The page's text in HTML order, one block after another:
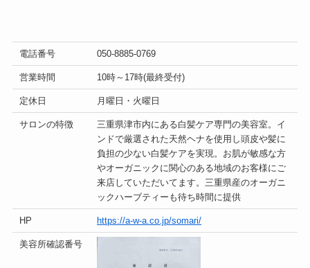
電話番号 050-8885-0769
営業時間 10時～17時(最終受付)
定休日 月曜日・火曜日
サロンの特徴
三重県津市内にある白髪ケア専門の美容室。イ
ンドで厳選された天然ヘナを使用し頭皮や髪に
負担の少ない白髪ケアを実現。お肌が敏感な方
やオーガニックに関心のある地域のお客様にご
来店していただいてます。三重県産のオーガニ
ックハーブティーも待ち時間に提供
HP https://a-w-a.co.jp/somari/
美容所確認番号